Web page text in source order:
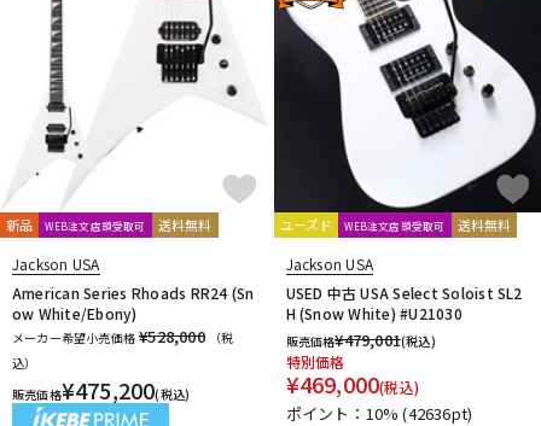
新品 WEB注文店頭受取可 送料無料
Jackson USA
American Series Rhoads RR24 (Sn
ow White/Ebony)
メーカー希望小売価格 ¥528,000
（税
込）
販売価格¥475,200(税込)
ユーズド WEB注文店頭受取可 送料無料
Jackson USA
USED 中古 USA Select Soloist SL2
H (Snow White) #U21030
販売価格¥479,001(税込)
特別価格
¥469,000(税込)
ポイント：10%(42636pt)